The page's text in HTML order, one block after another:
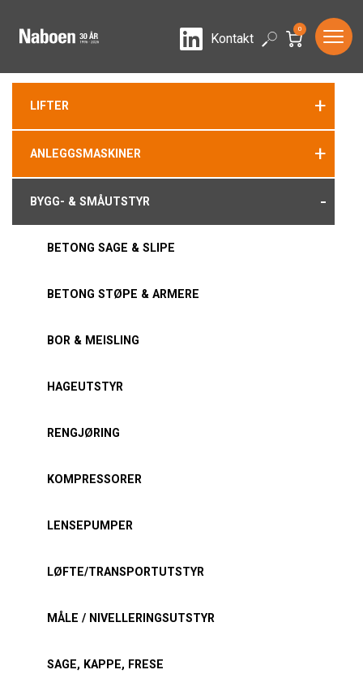
LinkedIn
Kontakt Search
0
LIFTER +
ANLEGGSMASKINER +
BYGG- & SMÅUTSTYR -
BETONG SAGE & SLIPE
BETONG STØPE & ARMERE
BOR & MEISLING
HAGEUTSTYR
RENGJØRING
KOMPRESSORER
LENSEPUMPER
LØFTE/TRANSPORTUTSTYR
MÅLE / NIVELLERINGSUTSTYR
SAGE, KAPPE, FRESE